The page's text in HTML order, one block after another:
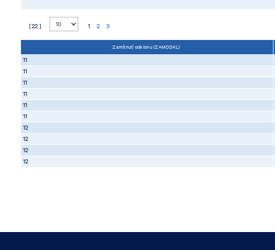
[ 22 ] 1 2 3
Zamítnutí odklonu (ZAMODKL)
11
11
11
11
11
11
12
12
12
12